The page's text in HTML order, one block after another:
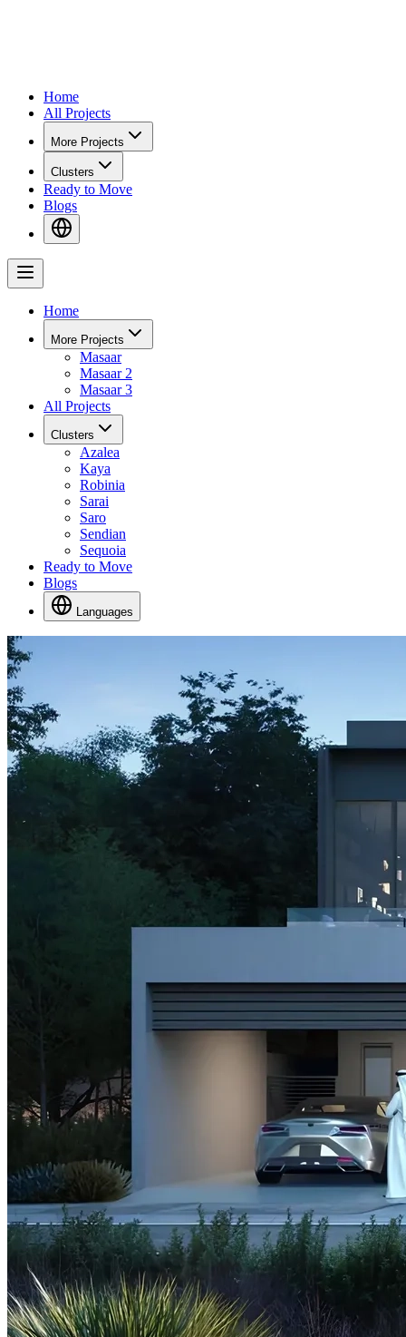
Home
All Projects
More Projects
Clusters
Ready to Move
Blogs
Home
More Projects
Masaar
Masaar 2
Masaar 3
All Projects
Clusters
Azalea
Kaya
Robinia
Sarai
Saro
Sendian
Sequoia
Ready to Move
Blogs
Languages